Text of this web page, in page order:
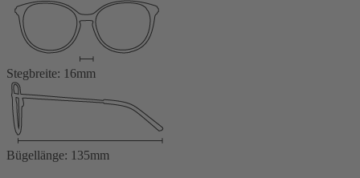
Stegbreite: 16mm
Bügellänge: 135mm